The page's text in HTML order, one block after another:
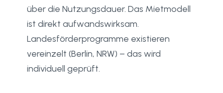
über die Nutzungsdauer. Das Mietmodell
ist direkt aufwandswirksam.
Landesförderprogramme existieren
vereinzelt (Berlin, NRW) – das wird
individuell geprüft.